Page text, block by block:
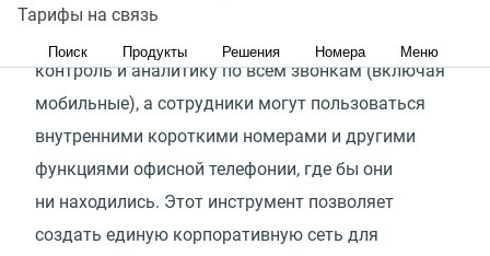
Тарифы на связь
Поиск Продукты Решения Номера Меню
контроль и аналитику по всем звонкам (включая
мобильные), а сотрудники могут пользоваться
внутренними короткими номерами и другими
функциями офисной телефонии, где бы они
ни находились. Этот инструмент позволяет
создать единую корпоративную сеть для